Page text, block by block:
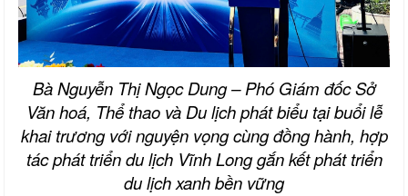
Bà Nguyễn Thị Ngọc Dung – Phó Giám đốc Sở
Văn hoá, Thể thao và Du lịch phát biểu tại buổi lễ
khai trương với nguyện vọng cùng đồng hành, hợp
tác phát triển du lịch Vĩnh Long gắn kết phát triển
du lịch xanh bền vững